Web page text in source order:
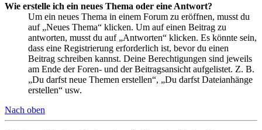
Wie erstelle ich ein neues Thema oder eine Antwort?
Um ein neues Thema in einem Forum zu eröffnen, musst du
auf „Neues Thema“ klicken. Um auf einen Beitrag zu
antworten, musst du auf „Antworten“ klicken. Es könnte sein,
dass eine Registrierung erforderlich ist, bevor du einen
Beitrag schreiben kannst. Deine Berechtigungen sind jeweils
am Ende der Foren- und der Beitragsansicht aufgelistet. Z. B.
„Du darfst neue Themen erstellen“, „Du darfst Dateianhänge
erstellen“ usw.
Nach oben